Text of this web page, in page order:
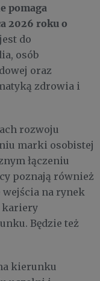
pomaga
2026 roku o
do
osób
oraz
zdrowia i
rozwoju
marki osobistej
łączeniu
poznają również
na rynek
kariery
Będzie też
kierunku